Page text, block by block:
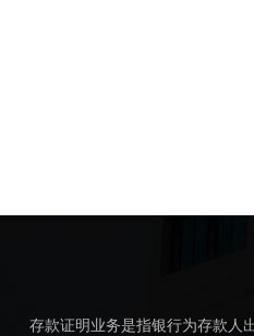
存款证明业务是指银行为存款人